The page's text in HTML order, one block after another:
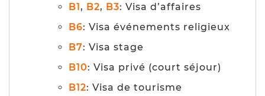
B1 , B2, B3: Visa d’affaires
B6: Visa événements religieux
B7: Visa stage
B10: Visa privé (court séjour)
B12: Visa de tourisme